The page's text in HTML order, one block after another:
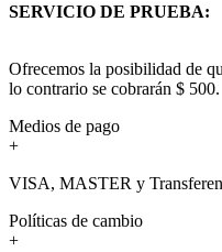
SERVICIO DE PRUEBA:
Ofrecemos la posibilidad de
lo contrario se cobrarán $ 500.
Medios de pago
+
VISA, MASTER y
Políticas de cambio
+